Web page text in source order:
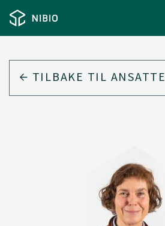
TILBAKE TIL ANSATTE